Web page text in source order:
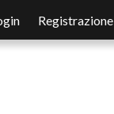
Registrazione